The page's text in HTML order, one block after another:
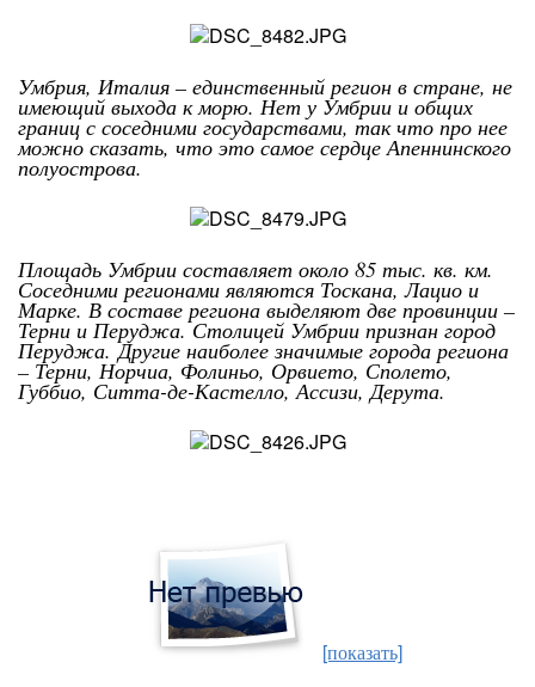
Умбрия, Италия – единственный регион в стране, не
имеющий выхода к морю. Нет у Умбрии и общих
границ с соседними государствами, так что про нее
можно сказать, что это самое сердце Апеннинского
полуострова.
Площадь Умбрии составляет около 85 тыс. кв. км.
Соседними регионами являются Тоскана, Лацио и
Марке. В составе региона выделяют две провинции –
Терни и Перуджа. Столицей Умбрии признан город
Перуджа. Другие наиболее значимые города региона
– Терни, Норчиа, Фолиньо, Орвието, Сполето,
Губбио, Ситта-де-Кастелло, Ассизи, Дерута.
[показать]